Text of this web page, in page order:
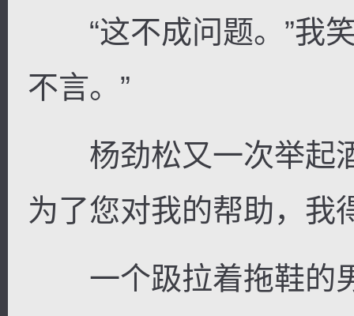
“这不成问题。”我笑
不言。”
杨劲松又一次举起酒
为了您对我的帮助，我
一个趿拉着拖鞋的